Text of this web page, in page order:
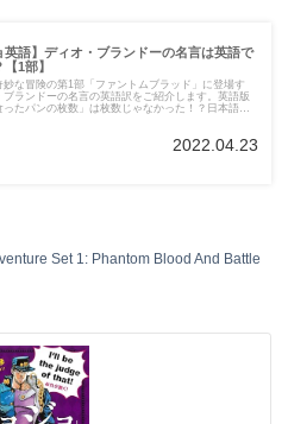
英語】ディオ・ブランドーの名言は英語で
1部】
妙な冒険の第1部「ファントムブラッド」に登場す
ブランドーの名言の英語訳をご紹介します。英語版
ったパンの枚数」は枚数じゃなかった！？日本語版
2022.04.23
Set 1: Phantom Blood And Battle